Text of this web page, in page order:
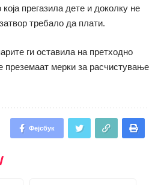
прегазила дете и доколку не
требало да плати.
ги оставила на претходно
преземаат мерки за расчистување
Фејсбук